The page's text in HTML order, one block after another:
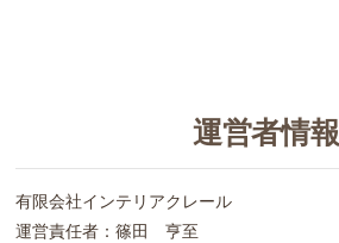
運営者情報
有限会社インテリアクレール
運営責任者：篠田 亨至